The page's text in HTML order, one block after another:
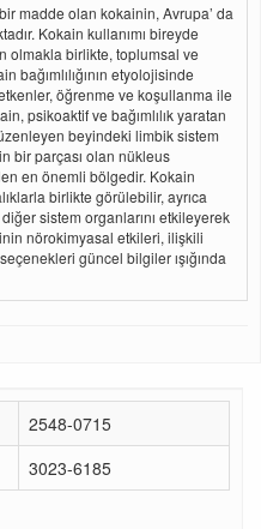
bir madde olan kokainin, Avrupa’ da
Kokain kullanımı bireyde
olmakla birlikte, toplumsal ve
bağımlılığının etyolojisinde
öğrenme ve koşullanma ile
psikoaktif ve bağımlılık yaratan
beyindeki limbik sistem
bir parçası olan nükleus
en önemli bölgedir. Kokain
birlikte görülebilir, ayrıca
sistem organlarını etkileyerek
nörokimyasal etkileri, ilişkili
güncel bilgiler ışığında
2548-0715
3023-6185